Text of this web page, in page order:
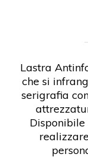
Lastra
che si
serigrafia